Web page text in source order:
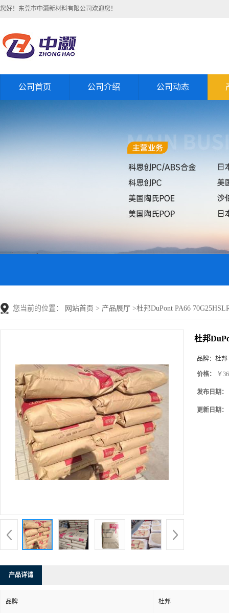
您好！东莞市中灏新材料有限公司欢迎您！
公司首页 公司介绍 公司动态
您当前的位置： 网站首页 > 产品展厅 >杜邦DuPont PA66
杜邦
品牌： 杜邦
价格： ￥
发布日期：
更新日期：
产品详请
品牌 杜邦